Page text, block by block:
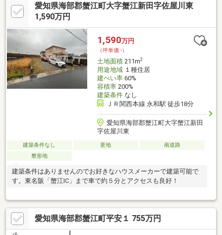
愛知県海部郡蟹江町大字蟹江新田字佐屋川東
1,590万円
1,590万円
（坪単価:-）
土地面積211m2
用途地域１種住居
建ぺい率60%
容積率200%
建築条件なし
ＪＲ関西本線 永和駅 徒歩18分
愛知県海部郡蟹江町大字蟹江新田
字佐屋川東
建築条件なし 更地
南道路
整形地
建築条件はありませんのでお好きなハウスメーカーで建築可能で
す。東名阪「蟹江IC」まで車で約５分とアクセスも良好！
愛知県海部郡蟹江町平安１ 755万円